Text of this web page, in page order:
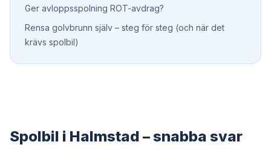
Ger avloppsspolning ROT-avdrag?
Rensa golvbrunn själv – steg för steg (och när det
krävs spolbil)
Spolbil i Halmstad – snabba svar